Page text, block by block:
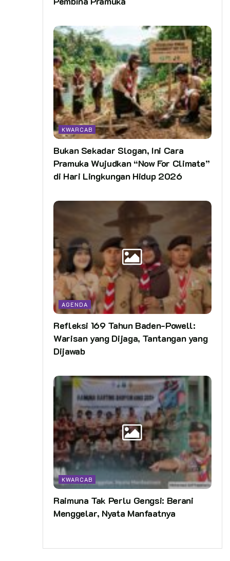
KWARCAB
Bukan Sekadar Slogan, Ini Cara
Pramuka Wujudkan “Now For Climate”
di Hari Lingkungan Hidup 2026
AGENDA
Refleksi 169 Tahun Baden-Powell:
Warisan yang Dijaga, Tantangan yang
Dijawab
KWARCAB
Raimuna Tak Perlu Gengsi: Berani
Menggelar, Nyata Manfaatnya